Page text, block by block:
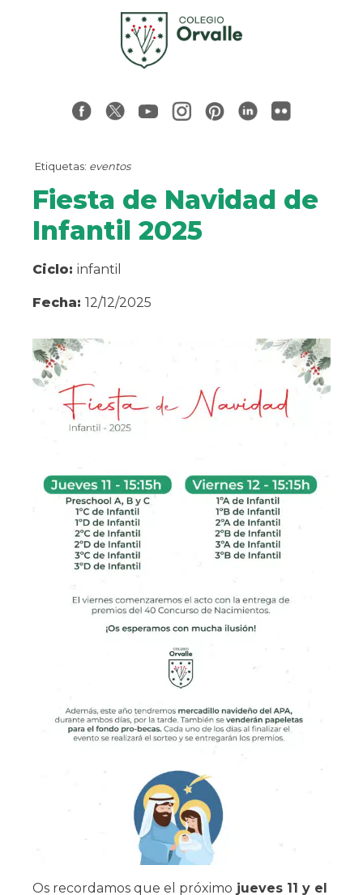
Etiquetas: eventos
Fiesta de Navidad de
Infantil 2025
Ciclo: infantil
Fecha: 12/12/2025
Os recordamos que el próximo jueves 11 y el